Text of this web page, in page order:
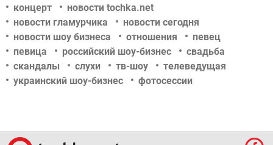
концерт
новости tochka.net
новости гламурчика
новости сегодня
новости шоу бизнеса
отношения
певец
певица
российский шоу-бизнес
свадьба
скандалы
слухи тв-шоу
телеведущая
украинский шоу-бизнес
фотосессии